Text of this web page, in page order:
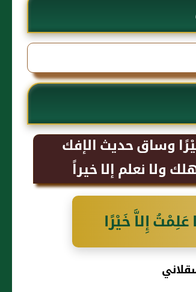
وساق حديث الإفك
ولا نعلم إلا خيراً
إِلاَّ خَيْرًا